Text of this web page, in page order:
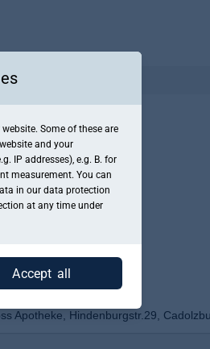
Apotheke, Hindenburgstr.29,
Some of these are
and your
IP addresses), e.g. B. for
measurement. You can
in our data protection
at any time under
Accept all